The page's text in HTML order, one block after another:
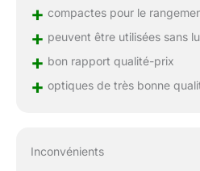
+ compactes pour le
+ peuvent être utilisées sans
+ bon rapport qualité-prix
+ optiques de très bonne
Inconvénients